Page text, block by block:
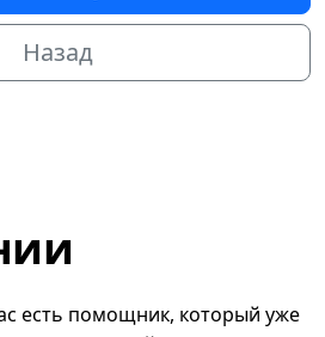
Назад
есть помощник, который уже